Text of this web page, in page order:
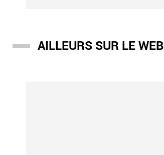
AILLEURS SUR LE WEB